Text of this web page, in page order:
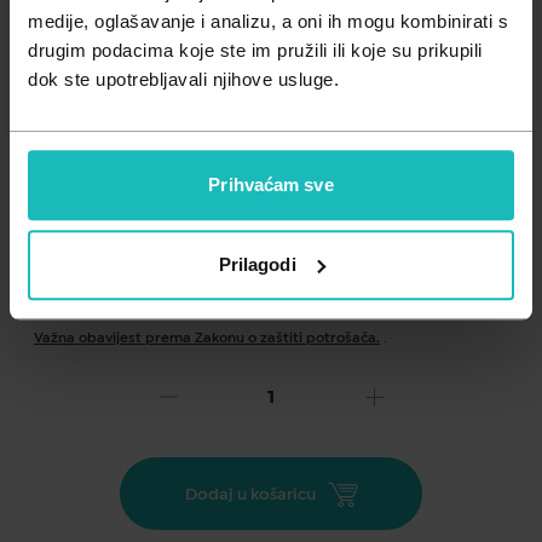
medije, oglašavanje i analizu, a oni ih mogu kombinirati s
drugim podacima koje ste im pružili ili koje su prikupili
dok ste upotrebljavali njihove usluge.
Prihvaćam sve
Prilagodi
Zdravlje muškarca
Zdravlje žene
Minerali
Probiotici i prebiotici
Dodaj na listu želja
Važna obavijest prema Zakonu o zaštiti potrošača. .
SUMMER25
Ovaj jedinstveni balzam za lice s medom, dragocjenim
Dodaj u košaricu